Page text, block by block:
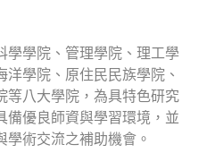
學學院、管理學院、理工學
學院、原住民民族學院、
等八大學院，為具特色研究
備優良師資與學習環境，並
術交流之補助機會。